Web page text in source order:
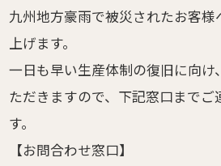
九州地方豪雨で被災されたお客
上げます。
一日も早い生産体制の復旧に向け
ただきますので、下記窓口までご
す。
【お問合わせ窓口】